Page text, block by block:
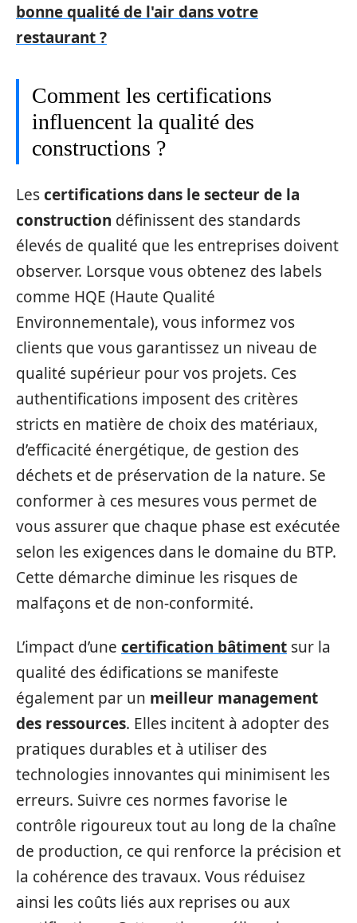
bonne qualité de l'air dans votre
restaurant ?
Comment les certifications
influencent la qualité des
constructions ?
Lescertifications dans le secteur de la
construction définissent des standards
élevés de qualité que les entreprises doivent
observer. Lorsque vous obtenez des labels
comme HQE (Haute Qualité
Environnementale), vous informez vos
clients que vous garantissez un niveau de
qualité supérieur pour vos projets. Ces
authentifications imposent des critères
stricts en matière de choix des matériaux,
d’efficacité énergétique, de gestion des
déchets et de préservation de la nature. Se
conformer à ces mesures vous permet de
vous assurer que chaque phase est exécutée
selon les exigences dans le domaine du BTP.
Cette démarche diminue les risques de
malfaçons et de non-conformité.
L’impact d’une certification bâtiment sur la
qualité des édifications se manifeste
également par un meilleur management
des ressources. Elles incitent à adopter des
pratiques durables et à utiliser des
technologies innovantes qui minimisent les
erreurs. Suivre ces normes favorise le
contrôle rigoureux tout au long de la chaîne
de production, ce qui renforce la précision et
la cohérence des travaux. Vous réduisez
ainsi les coûts liés aux reprises ou aux